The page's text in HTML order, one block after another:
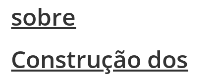
sobre
Construção dos